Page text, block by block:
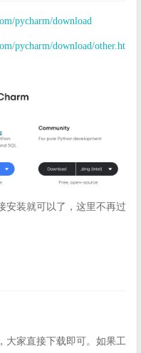
pycharm/download
pycharm/download/other.ht
安装就可以了，这里不再过
大家直接下载即可。如果工